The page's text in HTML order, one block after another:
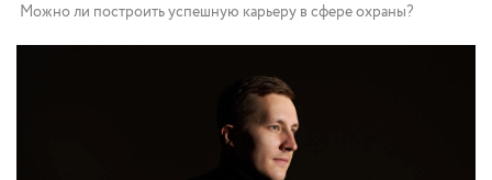
Можно ли построить успешную карьеру в сфере охраны?